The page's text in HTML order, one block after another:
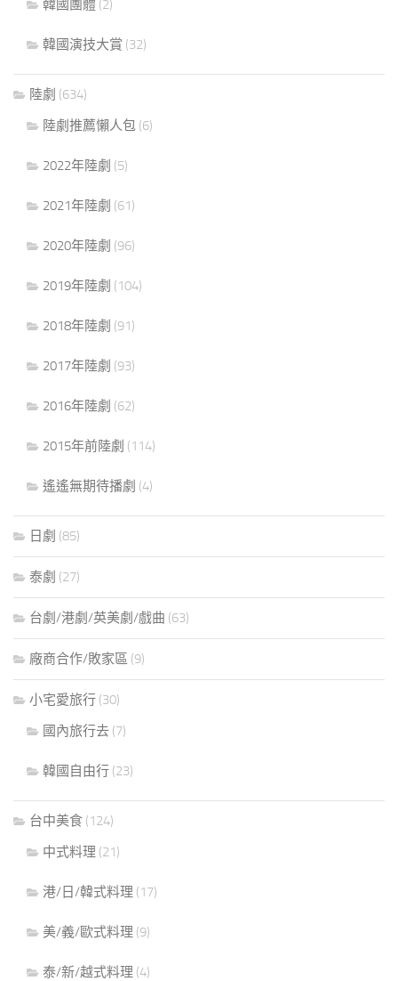
韓國團體 (2)
韓國演技大賞 (32)
陸劇 (634)
陸劇推薦懶人包 (6)
2022年陸劇 (5)
2021年陸劇 (61)
2020年陸劇 (96)
2019年陸劇 (104)
2018年陸劇 (91)
2017年陸劇 (93)
2016年陸劇 (62)
2015年前陸劇 (114)
遙遙無期待播劇 (4)
日劇 (85)
泰劇 (27)
台劇/港劇/英美劇/戲曲 (63)
廠商合作/敗家區 (9)
小宅愛旅行 (30)
國內旅行去 (7)
韓國自由行 (23)
台中美食 (124)
中式料理 (21)
港/日/韓式料理 (17)
美/義/歐式料理 (9)
泰/新/越式料理 (4)